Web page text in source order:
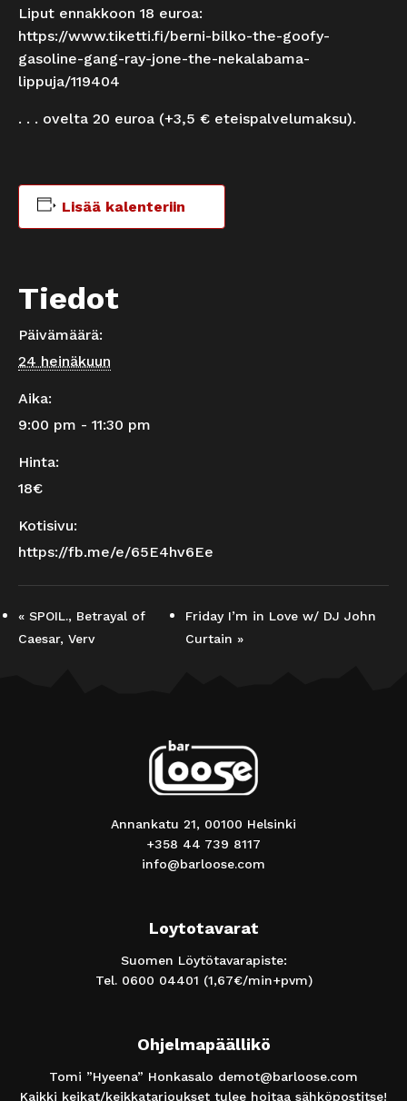
Liput ennakkoon 18 euroa:
https://www.tiketti.fi/berni-bilko-the-goofy-
gasoline-gang-ray-jone-the-nekalabama-
lippuja/119404
. . . ovelta 20 euroa (+3,5 € eteispalvelumaksu).
Lisää kalenteriin
Tiedot
Päivämäärä:
24 heinäkuun
Aika:
9:00 pm - 11:30 pm
Hinta:
18€
Kotisivu:
https://fb.me/e/65E4hv6Ee
« SPOIL., Betrayal of
Caesar, Verv
Friday I’m in Love w/ DJ John
Curtain »
Annankatu 21, 00100 Helsinki
+358 44 739 8117
info@barloose.com
Loytotavarat
Suomen Löytötavarapiste:
Tel. 0600 04401 (1,67€/min+pvm)
Ohjelmapäällikö
Tomi ”Hyeena” Honkasalo demot@barloose.com
Kaikki keikat/keikkatarjoukset tulee hoitaa sähköpostitse!